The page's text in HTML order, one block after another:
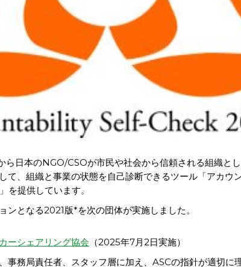
日本のNGO/CSOが市民や社会から信頼される組織と
て、組織と事業の状態を自己診断できるツール「アカウ
を提供しています。
ンとなる2021版*を次の団体が実施しました。
ーシェアリング協会 （2025年7月2日実施）
事務局責任者、スタッフ層に加え、ASCの指針が適切に